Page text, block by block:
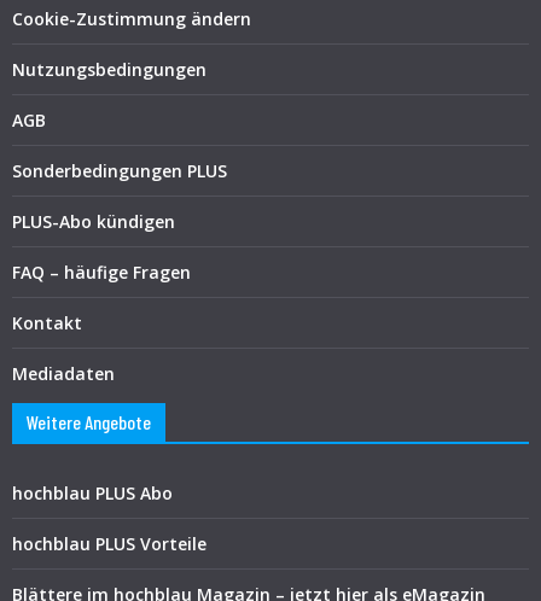
Cookie-Zustimmung ändern
Nutzungsbedingungen
AGB
Sonderbedingungen PLUS
PLUS-Abo kündigen
FAQ – häufige Fragen
Kontakt
Mediadaten
Weitere Angebote
hochblau PLUS Abo
hochblau PLUS Vorteile
Blättere im hochblau Magazin – jetzt hier als eMagazin